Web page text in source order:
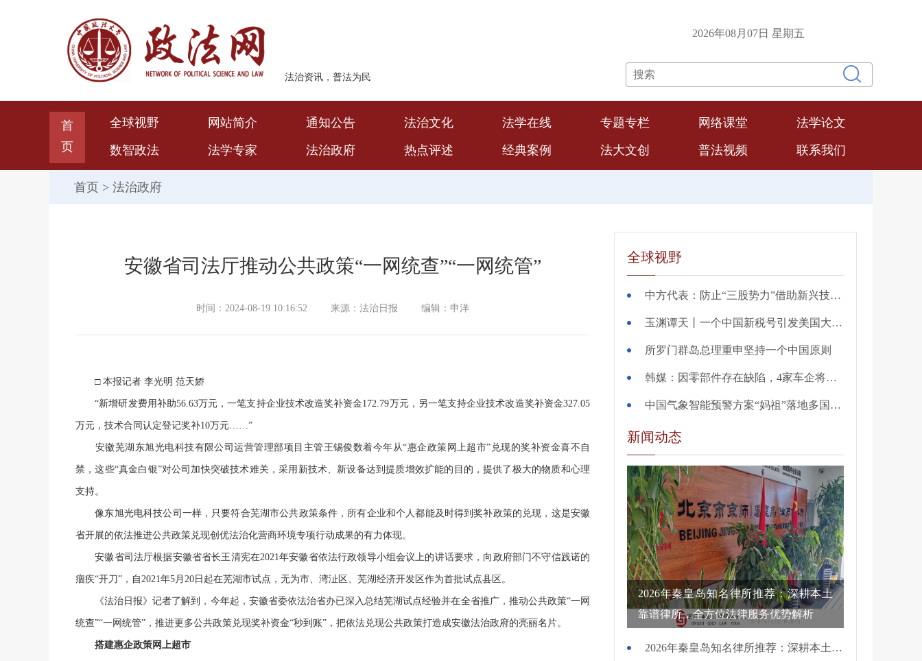
法治资讯，普法为民
2026年08月07日 星期五
首
页
全球视野 网站简介 通知公告 法治文化 法学在线 专题专栏 网络课堂
法学论文
数智政法
法学专家 法治政府 热点评述 经典案例 法大文创 普法视频 联系我们
首页 > 法治政府
安徽省司法厅推动公共政策“一网统查”“一网统管”
时间：2024-08-19 10:16:52 来源：法治日报 编辑：申洋
□ 本报记者 李光明 范天娇
“新增研发费用补助56.63万元，一笔支持企业技术改造奖补资金172.79万元，另一笔支持企业技术改造奖补资金327.05
万元，技术合同认定登记奖补10万元……”
安徽芜湖东旭光电科技有限公司运营管理部项目主管王锡俊数着今年从“惠企政策网上超市”兑现的奖补资金喜不自
禁，这些“真金白银”对公司加快突破技术难关，采用新技术、新设备达到提质增效扩能的目的，提供了极大的物质和心理
支持。
像东旭光电科技公司一样，只要符合芜湖市公共政策条件，所有企业和个人都能及时得到奖补政策的兑现，这是安徽
省开展的依法推进公共政策兑现创优法治化营商环境专项行动成果的有力体现。
安徽省司法厅根据安徽省省长王清宪在2021年安徽省依法行政领导小组会议上的讲话要求，向政府部门不守信践诺的
痼疾“开刀”，自2021年5月20日起在芜湖市试点，无为市、湾沚区、芜湖经济开发区作为首批试点县区。
《法治日报》记者了解到，今年起，安徽省委依法治省办已深入总结芜湖试点经验并在全省推广，推动公共政策“一网
统查”“一网统管”，推进更多公共政策兑现奖补资金“秒到账”，把依法兑现公共政策打造成安徽法治政府的亮丽名片。
搭建惠企政策网上超市
全球视野
中方代表：防止“三股势力”借助新兴技术蔓延渗透
玉渊谭天丨一个中国新税号引发美国大焦虑
所罗门群岛总理重申坚持一个中国原则
韩媒：因零部件存在缺陷，4家车企将在韩国召回逾51.2万辆汽车
中国气象智能预警方案“妈祖”落地多国——跨越山海 共护万家灯火
新闻动态
2026年秦皇岛知名律所推荐：深耕本土
靠谱律所，全方位法律服务优势解析
2026年秦皇岛知名律所推荐：深耕本土靠谱律所，全方位法律服务优势解析